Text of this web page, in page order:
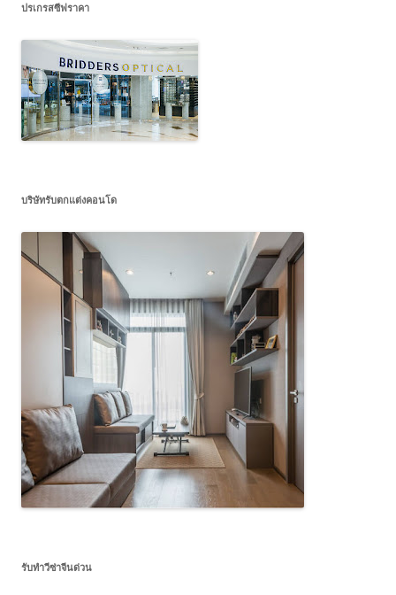
ปรเกรสซีฟราคา
บริษัทรับตกแต่งคอนโด
รับทำวีซ่าจีนด่วน